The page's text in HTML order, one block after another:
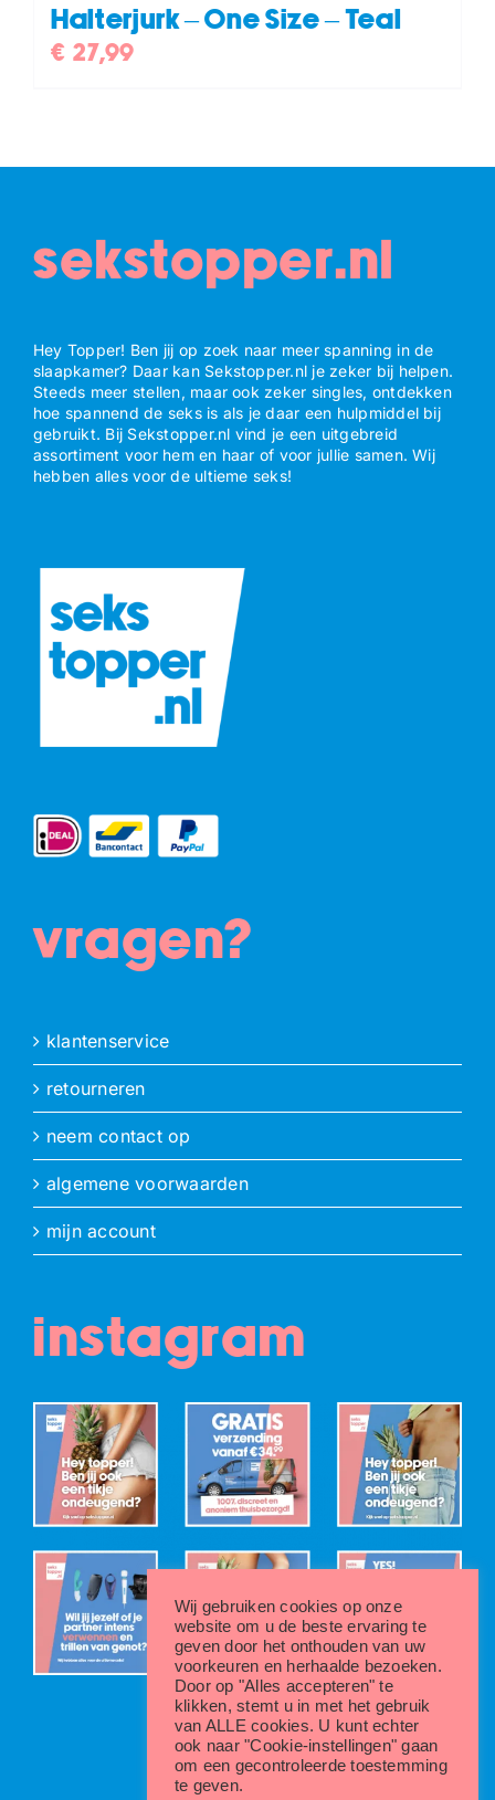
Halterjurk – One Size – Teal
€ 27,99
sekstopper.nl
Hey Topper! Ben jij op zoek naar meer spanning in de
slaapkamer? Daar kan Sekstopper.nl je zeker bij helpen.
Steeds meer stellen, maar ook zeker singles, ontdekken
hoe spannend de seks is als je daar een hulpmiddel bij
gebruikt. Bij Sekstopper.nl vind je een uitgebreid
assortiment voor hem en haar of voor jullie samen. Wij
hebben alles voor de ultieme seks!
vragen?
klantenservice
retourneren
neem contact op
algemene voorwaarden
mijn account
instagram
Wij gebruiken cookies op onze
website om u de beste ervaring te
geven door het onthouden van uw
voorkeuren en herhaalde bezoeken.
Door op "Alles accepteren" te
klikken, stemt u in met het gebruik
van ALLE cookies. U kunt echter
ook naar "Cookie-instellingen" gaan
om een gecontroleerde toestemming
te geven.